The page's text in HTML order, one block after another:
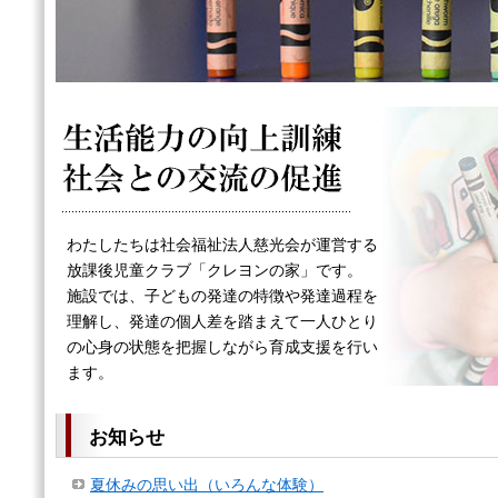
わたしたちは社会福祉法人慈光会が運営する
放課後児童クラブ「クレヨンの家」です。
施設では、子どもの発達の特徴や発達過程を
理解し、発達の個人差を踏まえて一人ひとり
の心身の状態を把握しながら育成支援を行い
ます。
お知らせ
夏休みの思い出（いろんな体験）